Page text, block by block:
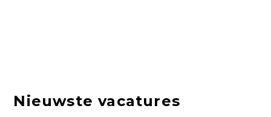
Nieuwste vacatures